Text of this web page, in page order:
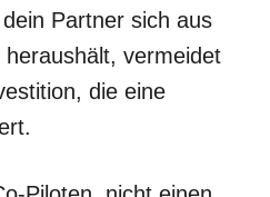
Partner sich aus
vermeidet
die eine